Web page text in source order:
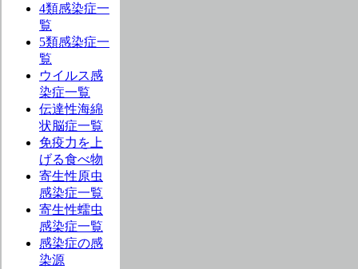
4類感染症一
覧
5類感染症一
覧
ウイルス感
染症一覧
伝達性海綿
状脳症一覧
免疫力を上
げる食べ物
寄生性原虫
感染症一覧
寄生性蠕虫
感染症一覧
感染症の感
染源